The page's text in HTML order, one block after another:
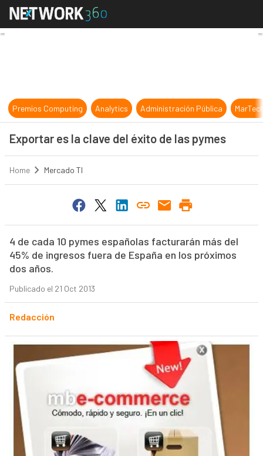
Exportar es la clave del éxito de
Premios Computing Analytics Administración Pública
Exportar es la clave del éxito de las pymes
Home Mercado TI
4 de cada 10 pymes españolas facturarán más del
45% de ingresos fuera de España en los próximos
dos años.
Publicado el 21 Oct 2013
Redacción